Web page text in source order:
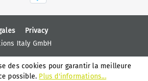
Privacy
Italy GmbH
des cookies pour garantir la meilleure
possible. Plus d'informations...